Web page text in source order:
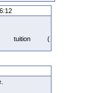
tuition (